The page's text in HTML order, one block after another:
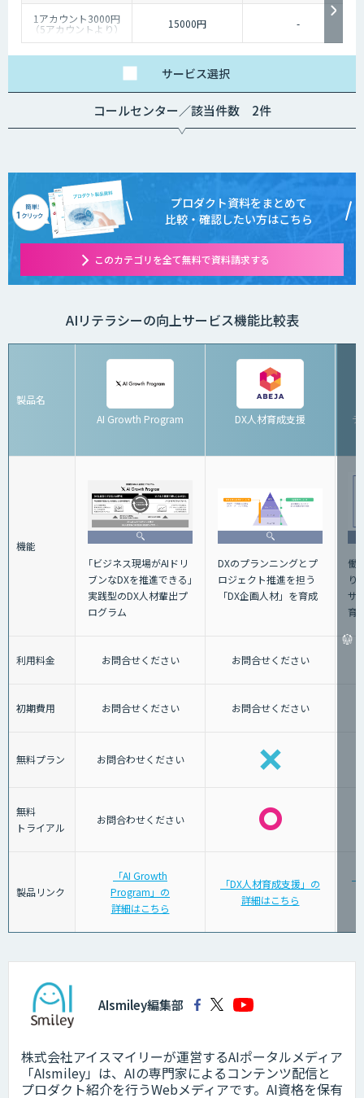
1アカウント3000円
（5アカウントより） 15000円 -
サービス選択
コールセンター／該当件数 2件
プロダクト資料をまとめて
比較・確認したい方はこちら
このカテゴリを全て無料で資料請求する
AIリテラシーの向上サービス機能比較表
製品名
AI Growth Program
DX人材育成支援
機能
｢ビジネス現場がAIドリ
ブンなDXを推進できる｣
実践型のDX人材輩出プ
ログラム
DXのプランニングとプ
ロジェクト推進を担う
「DX企画人材」を育成
働
り
サ
育
利用料金 お問合せください お問合せください
初期費用 お問合せください お問合せください
無料プラン お問合わせください
無料
トライアル
お問合わせください
製品リンク
「AI Growth
Program」の
詳細はこちら
「DX人材育成支援」の
詳細はこちら
AIsmiley編集部
株式会社アイスマイリーが運営するAIポータルメディア
「AIsmiley」は、AIの専門家によるコンテンツ配信と
プロダクト紹介を行うWebメディアです。AI資格を保有